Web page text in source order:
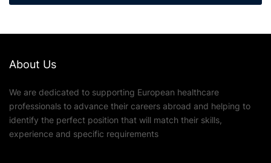
About Us
We are dedicated to supporting European healthcare
professionals to advance their careers abroad and helping to
identify the perfect position that will match their skills,
experience and specific requirements